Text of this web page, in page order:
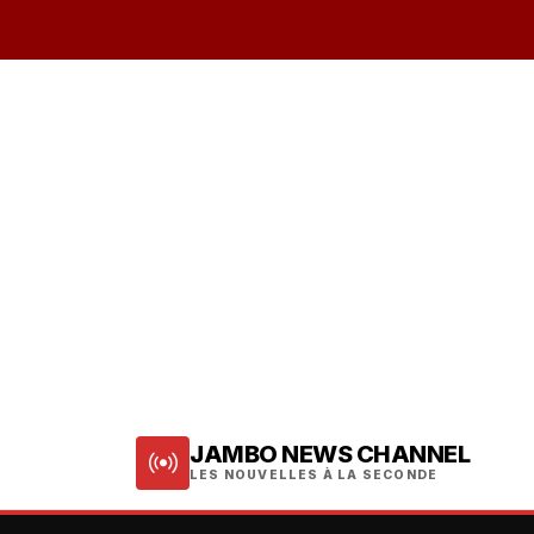
JAMBO NEWS CHANNEL
LES NOUVELLES À LA SECONDE